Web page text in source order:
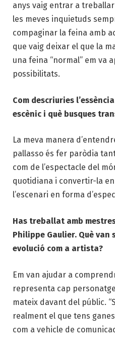
anys vaig entrar a
les meves inquietuds
compaginar la feina amb
que vaig deixar el que la
una feina “normal” em va
possibilitats.
Com descriuries
escènic i què busques
La meva manera
pallasso és fer paròdia
com de l’espectacle del
quotidiana i convertir-la
l’escenari en forma
Has treballat amb
Philippe Gaulier. Què van
evolució com a artista?
Em van ajudar a
representa cap
mateix davant del públic.
realment el que tens
com a vehicle de